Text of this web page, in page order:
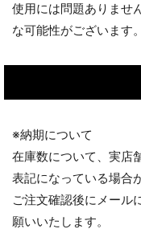
使用には問題ありませ
な可能性がございます。
※納期について
在庫数について、実店
表記になっている場合
ご注文確認後にメール
願いいたします。